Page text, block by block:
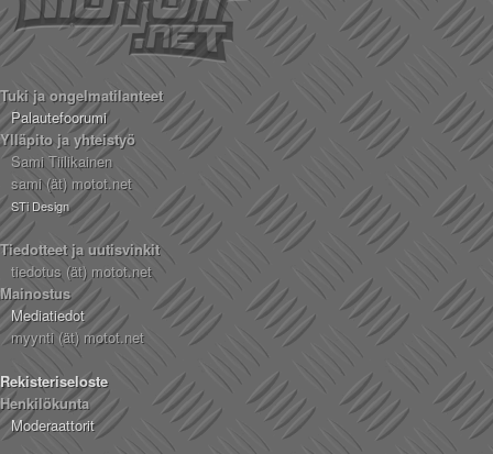
Tuki ja ongelmatilanteet
Palautefoorumi
Ylläpito ja yhteistyö
Sami Tiilikainen
sami (ät) motot.net
STi Design
Tiedotteet ja uutisvinkit
tiedotus (ät) motot.net
Mainostus
Mediatiedot
myynti (ät) motot.net
Rekisteriseloste
Henkilökunta
Moderaattorit